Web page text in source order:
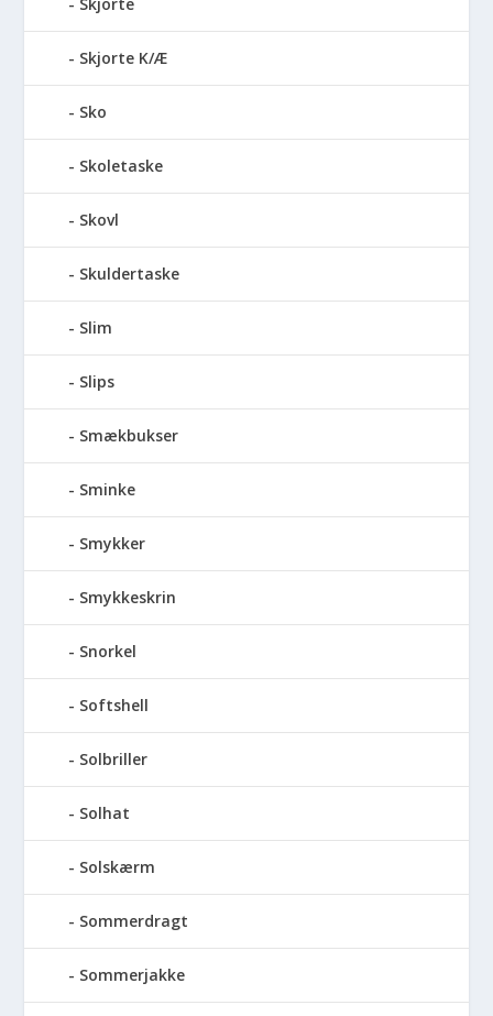
Skjorte K/Æ
Sko
Skoletaske
Skovl
Skuldertaske
Slim
Slips
Smækbukser
Sminke
Smykker
Smykkeskrin
Snorkel
Softshell
Solbriller
Solhat
Solskærm
Sommerdragt
Sommerjakke